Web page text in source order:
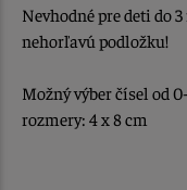
Nevhodné pre deti do
nehorľavú podložku!
Možný výber čísel od
rozmery: 4 x 8 cm